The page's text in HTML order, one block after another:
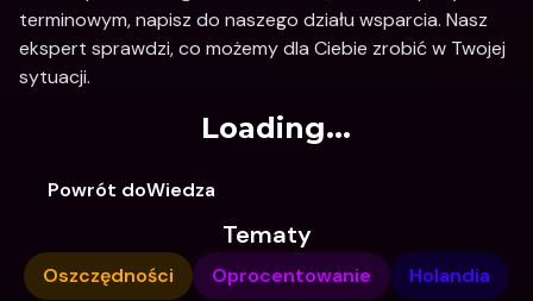
terminowym, napisz do naszego działu wsparcia. Nasz
ekspert sprawdzi, co możemy dla Ciebie zrobić w Twojej
sytuacji.
Loading...
Powrót doWiedza
Tematy
Oszczędności Oprocentowanie Holandia